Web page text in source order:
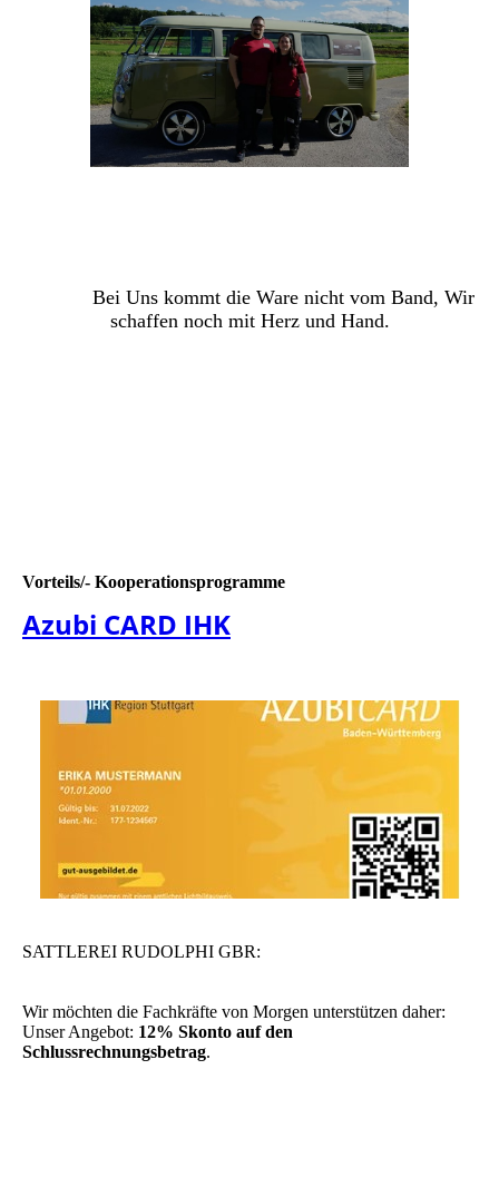
Bei Uns kommt die Ware nicht vom Band, Wir
schaffen noch mit Herz und Hand.
Vorteils/- Kooperationsprogramme
Azubi CARD IHK
SATTLEREI RUDOLPHI GBR:
Wir möchten die Fachkräfte von Morgen unterstützen daher:
Unser Angebot: 12% Skonto auf den
Schlussrechnungsbetrag.